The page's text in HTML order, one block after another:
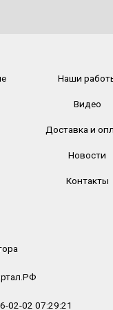
Наши
Видео
Доставка и
Новости
Контакты
02-02 07:29:21